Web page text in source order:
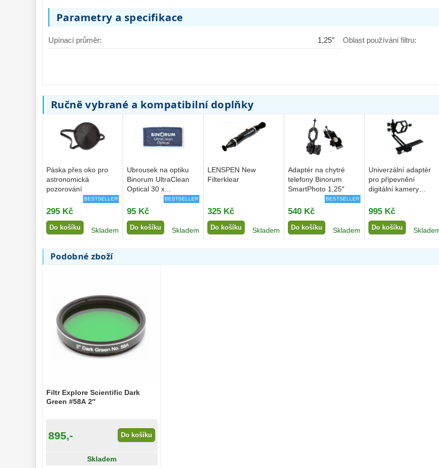
Parametry a specifikace
Upínací průměr: 1,25″ Oblast používání filtru:
Ručně vybrané a kompatibilní doplňky
Páska přes oko pro
astronomická
pozorování
BESTSELLER
295 Kč
Do košíku Skladem
Ubrousek na optiku
Binorum UltraClean
Optical 30 x...
BESTSELLER
95 Kč
Do košíku Skladem
LENSPEN New
Filterklear
325 Kč
Do košíku Skladem
Adaptér na chytré
telefony Binorum
SmartPhoto 1,25″
BESTSELLER
540 Kč
Do košíku Skladem
Univerzální adaptér
pro připevnění
digitální kamery
995 Kč
Do košíku
Podobné zboží
Filtr Explore Scientific Dark
Green #58A 2″
895,- Do košíku
Skladem